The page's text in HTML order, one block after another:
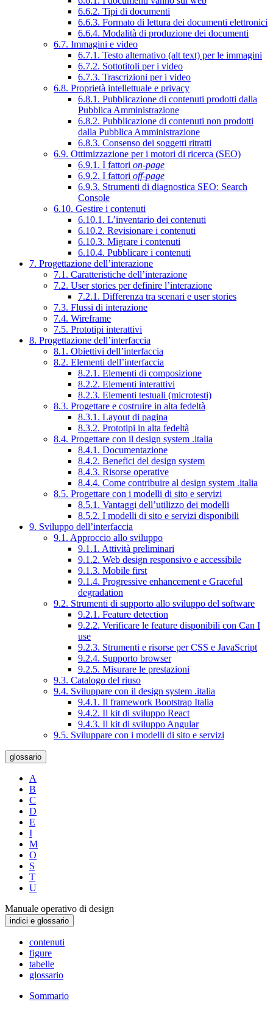
6.6.2. Tipi di documenti
6.6.3. Formato di lettura dei documenti elettronici
6.6.4. Modalità di produzione dei documenti
6.7. Immagini e video
6.7.1. Testo alternativo (alt text) per le immagini
6.7.2. Sottotitoli per i video
6.7.3. Trascrizioni per i video
6.8. Proprietà intellettuale e privacy
6.8.1. Pubblicazione di contenuti prodotti dalla
Pubblica Amministrazione
6.8.2. Pubblicazione di contenuti non prodotti
dalla Pubblica Amministrazione
6.8.3. Consenso dei soggetti ritratti
6.9. Ottimizzazione per i motori di ricerca (SEO)
6.9.1. I fattori on-page
6.9.2. I fattori off-page
6.9.3. Strumenti di diagnostica SEO: Search
Console
6.10. Gestire i contenuti
6.10.1. L’inventario dei contenuti
6.10.2. Revisionare i contenuti
6.10.3. Migrare i contenuti
6.10.4. Pubblicare i contenuti
7. Progettazione dell’interazione
7.1. Caratteristiche dell’interazione
7.2. User stories per definire l’interazione
7.2.1. Differenza tra scenari e user stories
7.3. Flussi di interazione
7.4. Wireframe
7.5. Prototipi interattivi
8. Progettazione dell’interfaccia
8.1. Obiettivi dell’interfaccia
8.2. Elementi dell’interfaccia
8.2.1. Elementi di composizione
8.2.2. Elementi interattivi
8.2.3. Elementi testuali (microtesti)
8.3. Progettare e costruire in alta fedeltà
8.3.1. Layout di pagina
8.3.2. Prototipi in alta fedeltà
8.4. Progettare con il design system .italia
8.4.1. Documentazione
8.4.2. Benefici del design system
8.4.3. Risorse operative
8.4.4. Come contribuire al design system .italia
8.5. Progettare con i modelli di sito e servizi
8.5.1. Vantaggi dell’utilizzo dei modelli
8.5.2. I modelli di sito e servizi disponibili
9. Sviluppo dell’interfaccia
9.1. Approccio allo sviluppo
9.1.1. Attività preliminari
9.1.2. Web design responsivo e accessibile
9.1.3. Mobile first
9.1.4. Progressive enhancement e Graceful
degradation
9.2. Strumenti di supporto allo sviluppo del software
9.2.1. Feature detection
9.2.2. Verificare le feature disponibili con Can I
use
9.2.3. Strumenti e risorse per CSS e JavaScript
9.2.4. Supporto browser
9.2.5. Misurare le prestazioni
9.3. Catalogo del riuso
9.4. Sviluppare con il design system .italia
9.4.1. Il framework Bootstrap Italia
9.4.2. Il kit di sviluppo React
9.4.3. Il kit di sviluppo Angular
9.5. Sviluppare con i modelli di sito e servizi
glossario
A
B
C
D
E
I
M
O
S
T
U
Manuale operativo di design
indici e glossario
contenuti
figure
tabelle
glossario
Sommario